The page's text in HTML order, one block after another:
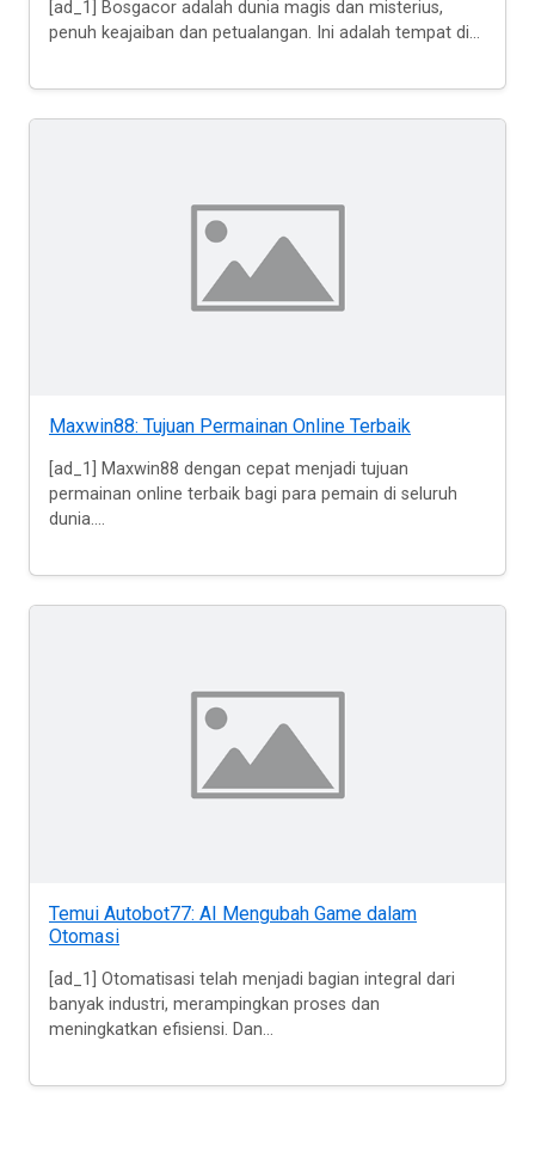
[ad_1] Bosgacor adalah dunia magis dan misterius,
penuh keajaiban dan petualangan. Ini adalah tempat di...
Maxwin88: Tujuan Permainan Online Terbaik
[ad_1] Maxwin88 dengan cepat menjadi tujuan
permainan online terbaik bagi para pemain di seluruh
dunia....
Temui Autobot77: AI Mengubah Game dalam
Otomasi
[ad_1] Otomatisasi telah menjadi bagian integral dari
banyak industri, merampingkan proses dan
meningkatkan efisiensi. Dan...